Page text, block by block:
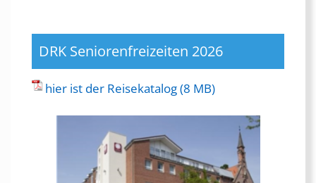
DRK Seniorenfreizeiten 2026
hier ist der Reisekatalog